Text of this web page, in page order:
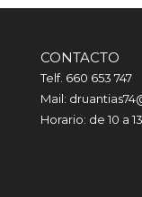
CONTACTO
Telf. 660 653 747
Mail:
Horario: de 10 a